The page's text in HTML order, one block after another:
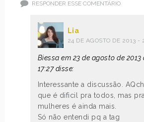
RESPONDER ESSE COMENTÁRIO
Lia
24 DE AGOSTO DE 2013 -
Biessa em 23 de agosto de 2013
17:27 disse:
Interessante a discussão.
que é dificil pra todos, mas
mulheres é ainda mais.
Só não entendi pq a tag